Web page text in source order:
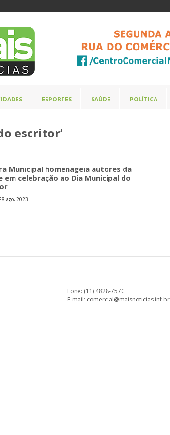
ESPORTES SAÚDE POLÍTICA
escritor’
Municipal homenageia autores da
em celebração ao Dia Municipal do
ago, 2023
Fone: (11) 4828-7570
E-mail: comercial@maisnoticias.inf.br